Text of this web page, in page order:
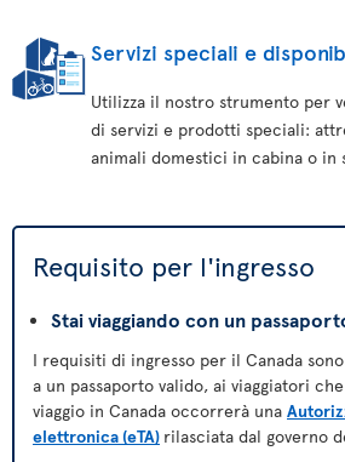
Servizi speciali e
Utilizza il nostro strumento per
di servizi e prodotti speciali:
animali domestici in cabina o in
Requisito per l'ingresso
Stai viaggiando con un
I requisiti di ingresso per il Canada
a un passaporto valido, ai viaggiatori
viaggio in Canada occorrerà una
elettronica (eTA) rilasciata dal governo